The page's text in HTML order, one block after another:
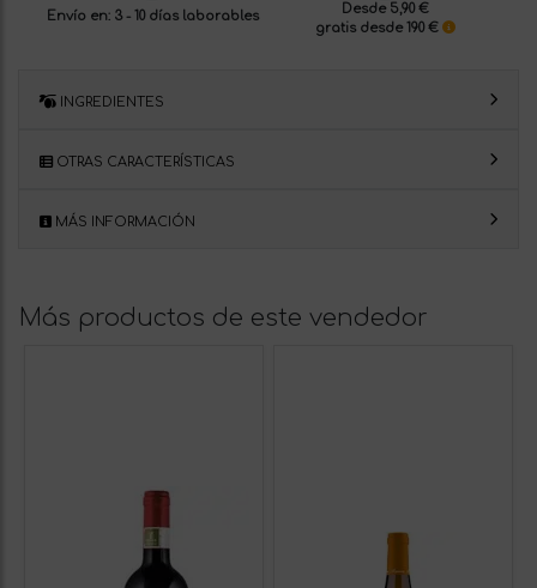
Envío en: 3 - 10 días laborables
Desde 5,90 €
gratis desde 190 €
INGREDIENTES
OTRAS CARACTERÍSTICAS
MÁS INFORMACIÓN
Más productos de este vendedor